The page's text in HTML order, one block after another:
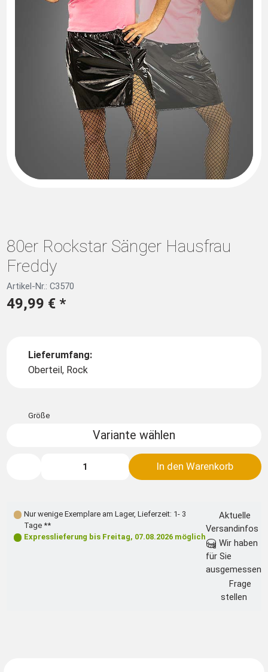
80er Rockstar Sänger Hausfrau
Freddy
Artikel-Nr.: C3570
49,99 € *
Lieferumfang:
Oberteil, Rock
Größe
Variante wählen
In den Warenkorb
Nur wenige Exemplare am Lager, Lieferzeit: 1- 3
Tage **
Expresslieferung bis Freitag, 07.08.2026 möglich
Aktuelle
Versandinfos
für Sie
ausgemessen
Frage
stellen